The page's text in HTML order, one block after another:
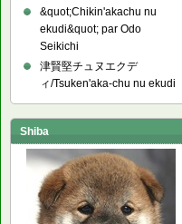
&quot;Chikin'akachu nu
ekudi&quot; par Odo
Seikichi
津賢堅チュヌエクデ
ィ/Tsuken'aka-chu nu ekudi
Shiba